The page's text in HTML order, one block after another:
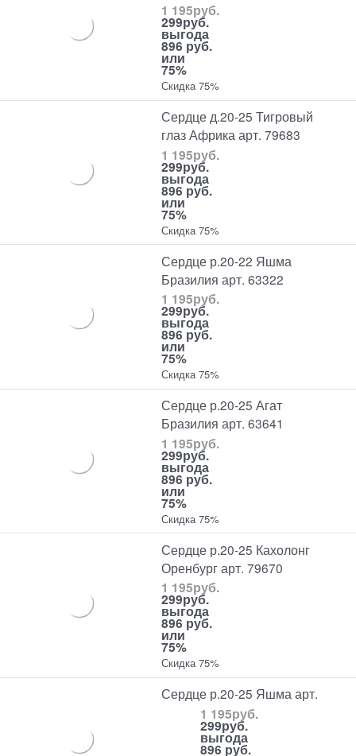
1 195руб.
299руб.
выгода
896 руб.
или
75%
Скидка 75%
Сердце д.20-25 Тигровый
глаз Африка арт. 79683
1 195руб.
299руб.
выгода
896 руб.
или
75%
Скидка 75%
Сердце р.20-22 Яшма
Бразилия арт. 63322
1 195руб.
299руб.
выгода
896 руб.
или
75%
Скидка 75%
Сердце р.20-25 Агат
Бразилия арт. 63641
1 195руб.
299руб.
выгода
896 руб.
или
75%
Скидка 75%
Сердце р.20-25 Кахолонг
Оренбург арт. 79670
1 195руб.
299руб.
выгода
896 руб.
или
75%
Скидка 75%
Сердце р.20-25 Яшма арт.
1 195руб.
299руб.
выгода
896 руб.